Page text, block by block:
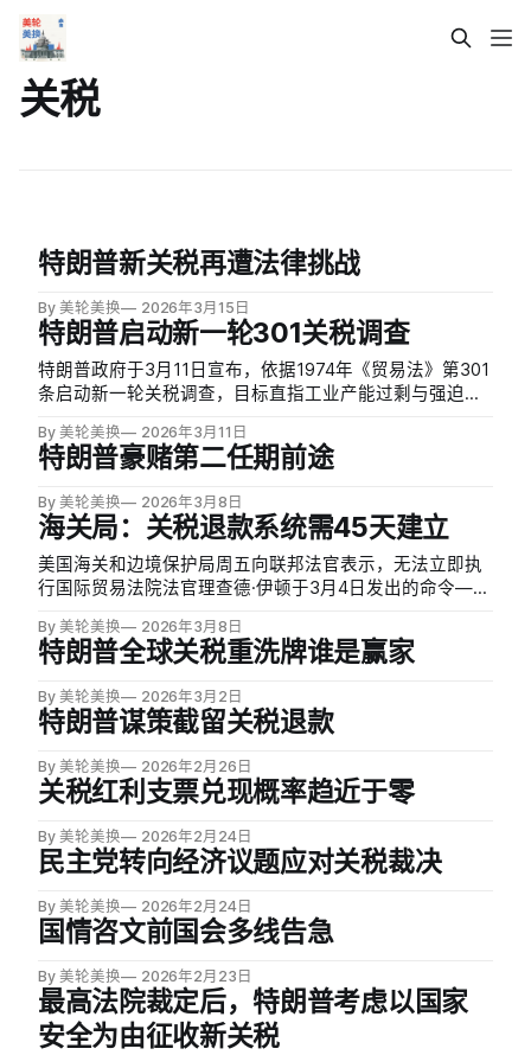
关税
特朗普新关税再遭法律挑战
By 美轮美换 2026年3月15日
特朗普启动新一轮301关税调查
特朗普政府于3月11日宣布，依据1974年《贸易法》第301
条启动新一轮关税调查，目标直指工业产能过剩与强迫劳
法院上月裁定违法的10%临时全球关税。
By 美轮美换 2026年3月11日
特朗普豪赌第二任期前途
By 美轮美换 2026年3月8日
海关局：关税退款系统需45天建立
美国海关和边境保护局周五向联邦法官表示，无法立即执
行国际贸易法院法官理查德·伊顿于3月4日发出的命令——
征收的非法关税，以便启动退款程序。海关和边境保护局
称，需要45天时间建立一套新系统，以应对前所未有的退
By 美轮美换 2026年3月8日
特朗普全球关税重洗牌谁是赢家
By 美轮美换 2026年3月2日
特朗普谋策截留关税退款
By 美轮美换 2026年2月26日
关税红利支票兑现概率趋近于零
By 美轮美换 2026年2月24日
民主党转向经济议题应对关税裁决
By 美轮美换 2026年2月24日
国情咨文前国会多线告急
By 美轮美换 2026年2月23日
最高法院裁定后，特朗普考虑以国家
安全为由征收新关税